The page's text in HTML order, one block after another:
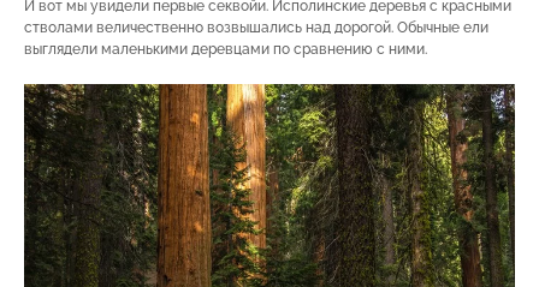
И вот мы увидели первые секвойи. Исполинские деревья с красными
стволами величественно возвышались над дорогой. Обычные ели
выглядели маленькими деревцами по сравнению с ними.